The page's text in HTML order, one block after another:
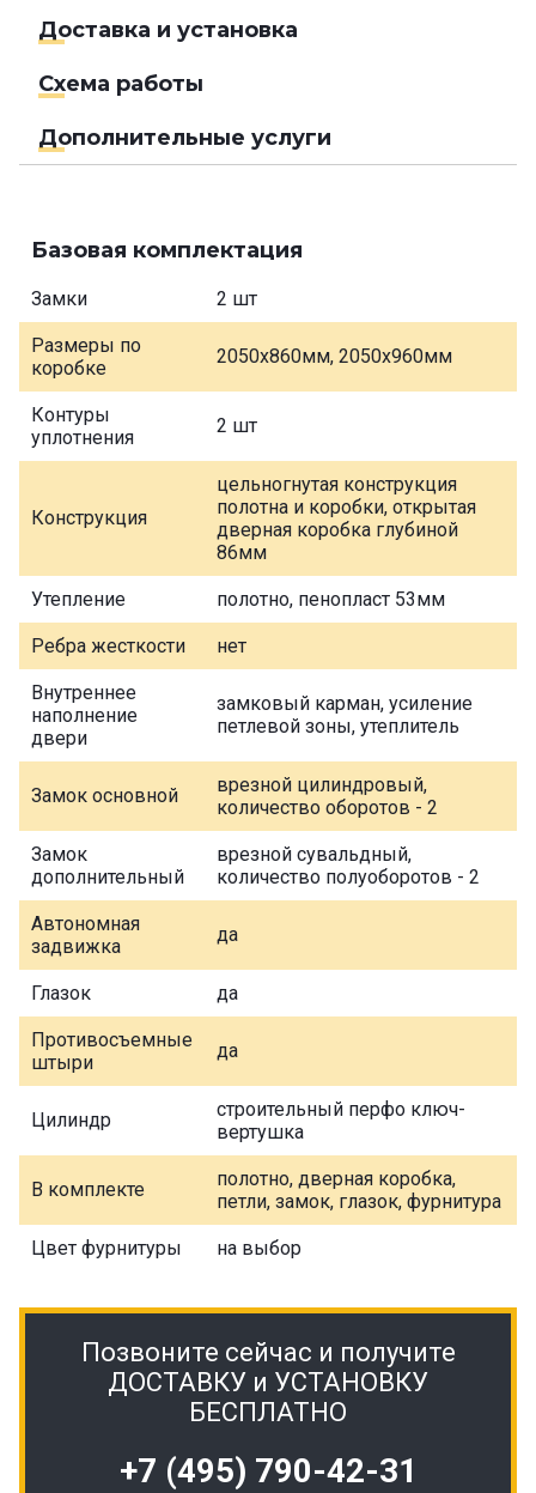
Доставка и установка
Схема работы
Дополнительные услуги
Базовая комплектация
Замки 2 шт
Размеры по
коробке
2050х860мм, 2050х960мм
Контуры
уплотнения
2 шт
Конструкция
цельногнутая конструкция
полотна и коробки, открытая
дверная коробка глубиной
86мм
Утепление полотно, пенопласт 53мм
Ребра жесткости нет
Внутреннее
наполнение
двери
замковый карман, усиление
петлевой зоны, утеплитель
Замок основной
врезной цилиндровый,
количество оборотов - 2
Замок
дополнительный
врезной сувальдный,
количество полуоборотов - 2
Автономная
задвижка
да
Глазок да
Противосъемные
штыри
да
Цилиндр
строительный перфо ключ-
вертушка
В комплекте
полотно, дверная коробка,
петли, замок, глазок, фурнитура
Цвет фурнитуры на выбор
Позвоните сейчас и получите
ДОСТАВКУ и УСТАНОВКУ
БЕСПЛАТНО
+7 (495) 790-42-31